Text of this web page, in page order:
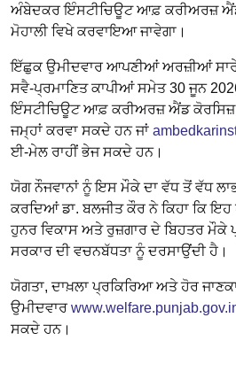
ਅੰਬੇਦਕਰ ਇੰਸਟੀਚਿਊਟ ਆਫ਼ ਕਰੀਅਰਜ਼ ਐਂਡ
ਮੋਹਾਲੀ ਵਿਖੇ ਕਰਵਾਇਆ ਜਾਵੇਗਾ।
ਇੱਛੁਕ ਉਮੀਦਵਾਰ ਆਪਣੀਆਂ ਅਰਜ਼ੀਆਂ ਸਾਰੇ
ਸਵੈ-ਪ੍ਰਮਾਣਿਤ ਕਾਪੀਆਂ ਸਮੇਤ 30 ਜੂਨ
ਇੰਸਟੀਚਿਊਟ ਆਫ਼ ਕਰੀਅਰਜ਼ ਐਂਡ
ਜਮ੍ਹਾਂ ਕਰਵਾ ਸਕਦੇ ਹਨ ਜਾਂ
ਈ-ਮੇਲ ਰਾਹੀਂ ਭੇਜ ਸਕਦੇ ਹਨ।
ਯੋਗ ਨੌਜਵਾਨਾਂ ਨੂੰ ਇਸ ਮੌਕੇ ਦਾ ਵੱਧ ਤੋਂ ਵੱਧ
ਕਰਦਿਆਂ ਡਾ. ਬਲਜੀਤ ਕੌਰ ਨੇ ਕਿਹਾ ਕਿ ਇਹ
ਹੁਨਰ ਵਿਕਾਸ ਅਤੇ ਰੁਜ਼ਗਾਰ ਦੇ ਬਿਹਤਰ ਮੌਕੇ
ਸਰਕਾਰ ਦੀ ਵਚਨਬੱਧਤਾ ਨੂੰ ਦਰਸਾਉਂਦੀ ਹੈ।
ਯੋਗਤਾ, ਦਾਖ਼ਲਾ ਪ੍ਰਕਿਰਿਆ ਅਤੇ ਹੋਰ
ਉਮੀਦਵਾਰ
ਸਕਦੇ ਹਨ।